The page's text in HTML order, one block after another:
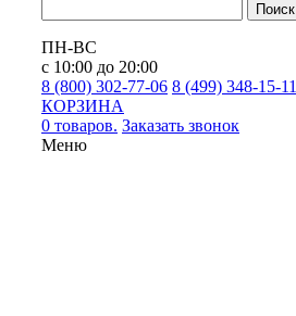
Поиск
ПН-ВС
с 10:00 до 20:00
8 (800) 302-77-06 8 (499) 348-15-11
КОРЗИНА
0 товаров. Заказать звонок
Меню